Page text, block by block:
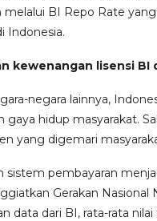
melalui BI Repo Rate
Indonesia.
kewenangan lisensi BI
negara lainnya,
gaya hidup masyarakat.
yang digemari
sistem pembayaran
Gerakan Nasional
data dari BI, rata-rata